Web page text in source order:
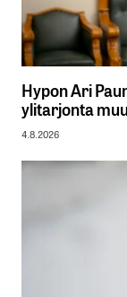
Hypon Ari
ylitarjonta
4.8.2026